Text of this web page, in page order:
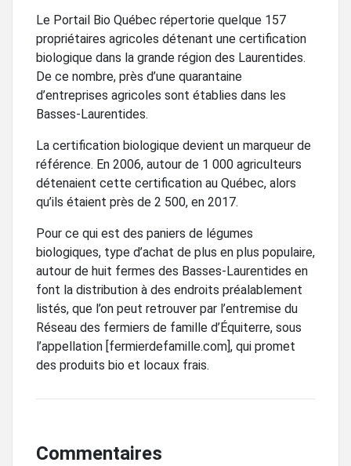
Le Portail Bio Québec répertorie quelque 157
propriétaires agricoles détenant une certification
biologique dans la grande région des Laurentides.
De ce nombre, près d’une quarantaine
d’entreprises agricoles sont établies dans les
Basses-Laurentides.
La certification biologique devient un marqueur de
référence. En 2006, autour de 1 000 agriculteurs
détenaient cette certification au Québec, alors
qu’ils étaient près de 2 500, en 2017.
Pour ce qui est des paniers de légumes
biologiques, type d’achat de plus en plus populaire,
autour de huit fermes des Basses-Laurentides en
font la distribution à des endroits préalablement
listés, que l’on peut retrouver par l’entremise du
Réseau des fermiers de famille d’Équiterre, sous
l’appellation [fermierdefamille.com], qui promet
des produits bio et locaux frais.
Commentaires